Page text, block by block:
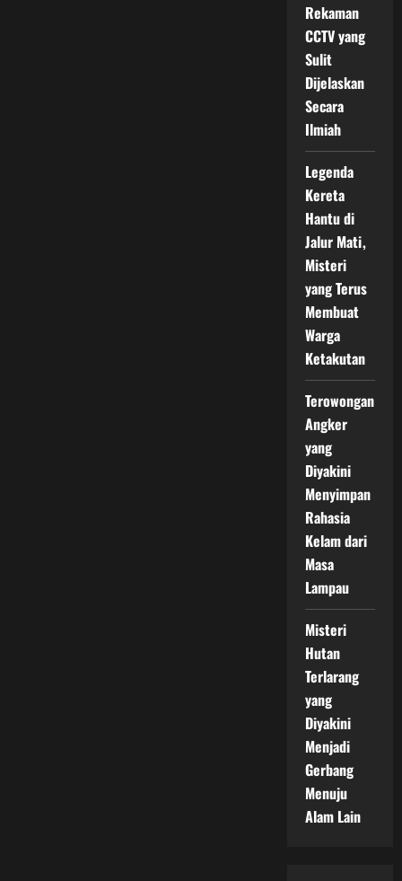
Rekaman
CCTV yang
Sulit
Dijelaskan
Secara
Ilmiah
Legenda
Kereta
Hantu di
Jalur Mati,
Misteri
yang Terus
Membuat
Warga
Ketakutan
Terowongan
Angker
yang
Diyakini
Menyimpan
Rahasia
Kelam dari
Masa
Lampau
Misteri
Hutan
Terlarang
yang
Diyakini
Menjadi
Gerbang
Menuju
Alam Lain